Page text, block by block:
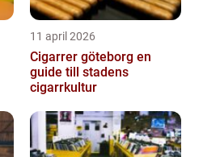
11 april 2026
Cigarrer göteborg en
guide till stadens
cigarrkultur